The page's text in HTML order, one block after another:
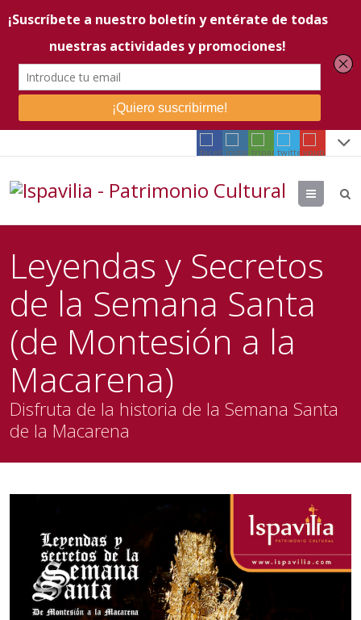
Menu
Leyendas y Secretos
de la Semana Santa
(de Montesión a la
Macarena)
Disfruta de la historia de la Semana Santa
de la Macarena